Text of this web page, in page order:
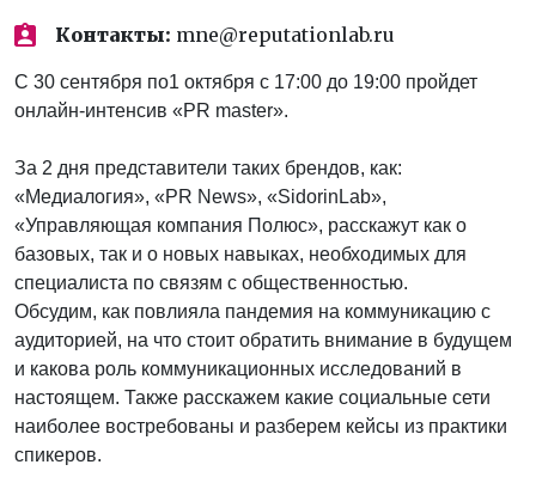
Контакты: mne@reputationlab.ru
С 30 сентября по1 октября c 17:00 до 19:00 пройдет
онлайн-интенсив «PR master».
За 2 дня представители таких брендов, как:
«Медиалогия», «PR News», «SidorinLab»,
«Управляющая компания Полюс», расскажут как о
базовых, так и о новых навыках, необходимых для
специалиста по связям с общественностью.
Обсудим, как повлияла пандемия на коммуникацию с
аудиторией, на что стоит обратить внимание в будущем
и какова роль коммуникационных исследований в
настоящем. Также расскажем какие социальные сети
наиболее востребованы и разберем кейсы из практики
спикеров.